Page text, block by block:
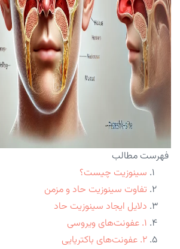
فهرست مطالب
سینوزیت چیست؟
تفاوت سینوزیت حاد و مزمن
دلایل ایجاد سینوزیت حاد
۱. عفونت‌های ویروسی
۲. عفونت‌های باکتریایی